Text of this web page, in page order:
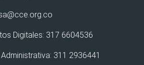
Digitales: 317 6604536
311 2936441